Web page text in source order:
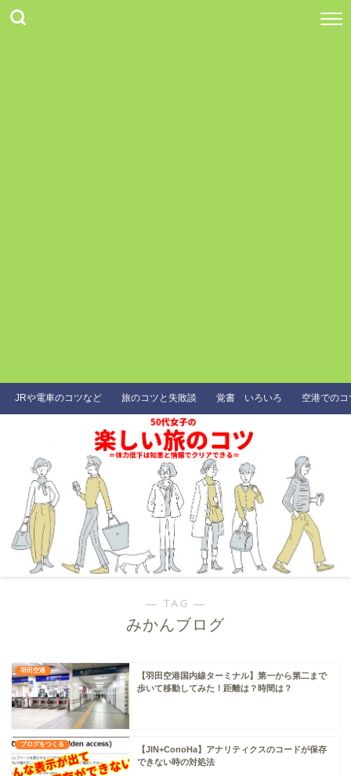
JRや電車のコツなど 旅のコツと失敗談 覚書 いろいろ 空港での
― TAG ―
みかんブログ
羽田空港
【羽田空港国内線ターミナル】第一から第二まで
歩いて移動してみた！距離は？時間は？
ブログをつくる
【JIN+ConoHa】アナリティクスのコードが保存
できない時の対処法